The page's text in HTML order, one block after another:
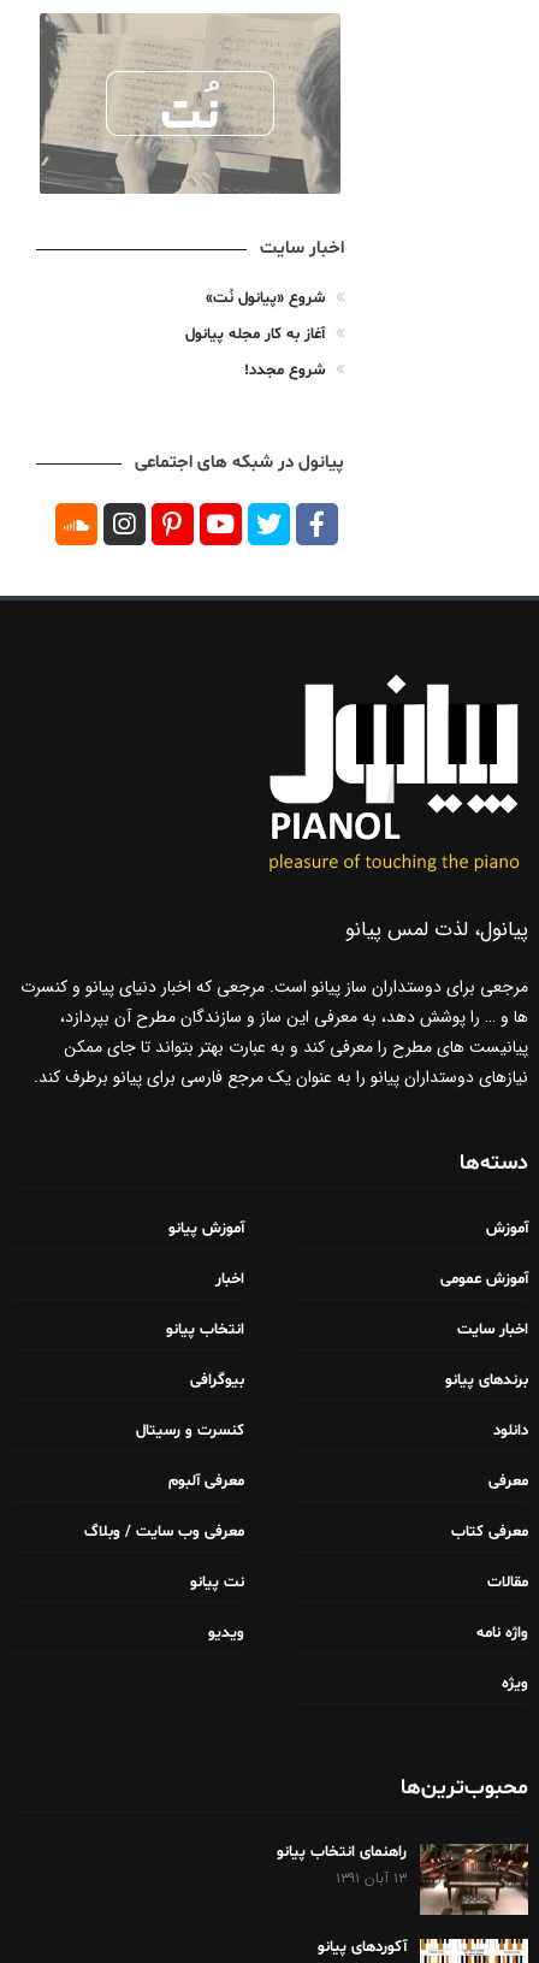
اخبار سایت
شروع «پیانول نُت»
آغاز به کار مجله پیانول
شروع مجدد!
پیانول در شبکه های اجتماعی
پیانول، لذت لمس پیانو
مرجعی برای دوستداران ساز پیانو است. مرجعی که اخبار دنیای پیانو و کنسرت
ها و … را پوشش دهد، به معرفی این ساز و سازندگان مطرح آن بپردازد،
پیانیست های مطرح را معرفی کند و به عبارت بهتر بتواند تا جای ممکن
نیازهای دوستداران پیانو را به عنوان یک مرجع فارسی برای پیانو برطرف کند.
دسته‌ها
آموزش آموزش پیانو
آموزش عمومی اخبار
اخبار سایت انتخاب پیانو
برندهای پیانو بیوگرافی
دانلود کنسرت و رسیتال
معرفی معرفی آلبوم
معرفی کتاب معرفی وب سایت / وبلاگ
مقالات نت پیانو
واژه نامه ویدیو
ویژه
محبوب‌ترین‌ها
راهنمای انتخاب پیانو
۱۳ آبان ۱۳۹۱
آکوردهای پیانو